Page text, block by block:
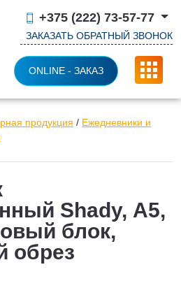
+375 (222) 73-57-77
ЗАКАЗАТЬ ОБРАТНЫЙ ЗВОНОК
ONLINE - ЗАКАЗ
продукция / Ежедневники и
Shady, А5,
блок,
обрез